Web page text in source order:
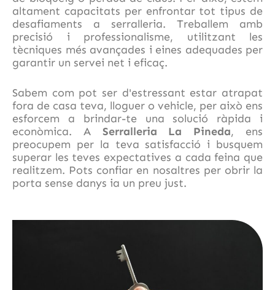
altament capacitats per enfrontar tot tipus de
desafiaments a serralleria. Treballem amb
precisió i professionalisme, utilitzant les
tècniques més avançades i eines adequades per
garantir un servei net i eficaç.
Sabem com pot ser d'estressant estar atrapat
fora de casa teva, lloguer o vehicle, per això ens
esforcem a brindar-te una solució ràpida i
econòmica. A Serralleria La Pineda, ens
preocupem per la teva satisfacció i busquem
superar les teves expectatives a cada feina que
realitzem. Pots confiar en nosaltres per obrir la
porta sense danys ia un preu just.